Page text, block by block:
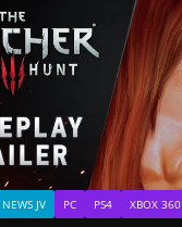
NEWS JV PC PS4 XBOX 360